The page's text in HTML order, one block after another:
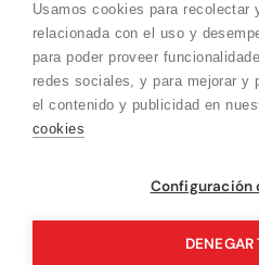
Usamos cookies para recolectar
relacionada con el uso y
para poder proveer
redes sociales, y para mejorar y
el contenido y publicidad en
cookies
Configuración
DENEGAR
Política de
Protección
Blog
Blog
Blog
Vuelvo en un
nuestro horario de